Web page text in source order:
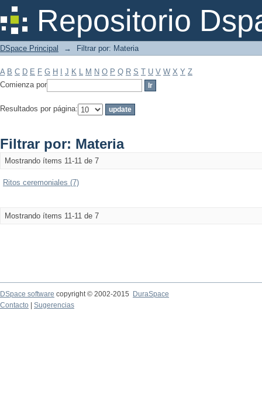
Repositorio
Filtrar por: Materia
DSpace Principal → Filtrar por: Materia
A B C D E F G H J K L M N O P Q R S T U V W X Y Z
Comienza por
Resultados por página:
Filtrar por: Materia
Mostrando ítems 11-11 de 7
Ritos ceremoniales (7)
Mostrando ítems 11-11 de 7
DSpace software copyright © 2002-2015
DuraSpace
Contacto
Sugerencias